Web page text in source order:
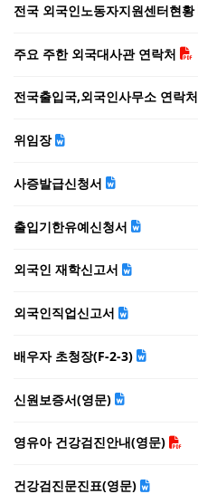
전국 외국인노동자지원센터현황
주요 주한 외국대사관 연락처
전국출입국,외국인사무소 연락처
위임장
사증발급신청서
출입기한유예신청서
외국인 재학신고서
외국인직업신고서
배우자 초청장(F-2-3)
신원보증서(영문)
영유아 건강검진안내(영문)
건강검진문진표(영문)